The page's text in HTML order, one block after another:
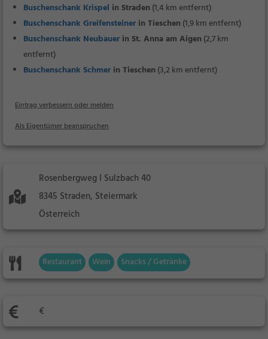
Buschenschank Krispel in Straden (1,4 km entfernt)
Buschenschank Greifensteiner in Tieschen (1,9 km entfernt)
Buschenschank Neubauer in St. Anna am Aigen (2,7 km
entfernt)
Buschenschank Schmer in Tieschen (3,2 km entfernt)
Eintrag verbessern oder melden
Als Eigentümer beanspruchen
Rosenbergweg I Sulzbach 40
8345 Straden, Steiermark
Österreich
Restaurant Wein Snacks / Getränke
€